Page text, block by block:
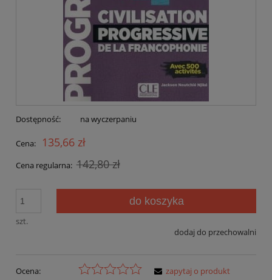
Dostępność: na wyczerpaniu
Cena: 135,66 zł
Cena regularna: 142,80 zł
szt.
do koszyka
dodaj do przechowalni
Ocena:
zapytaj o produkt